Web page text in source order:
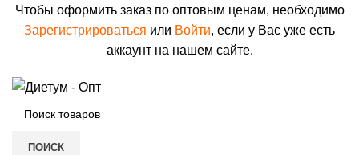
Чтобы оформить заказ по оптовым ценам, необходимо
Зарегистрироваться или Войти, если у Вас уже есть
аккаунт на нашем сайте.
ПОИСК